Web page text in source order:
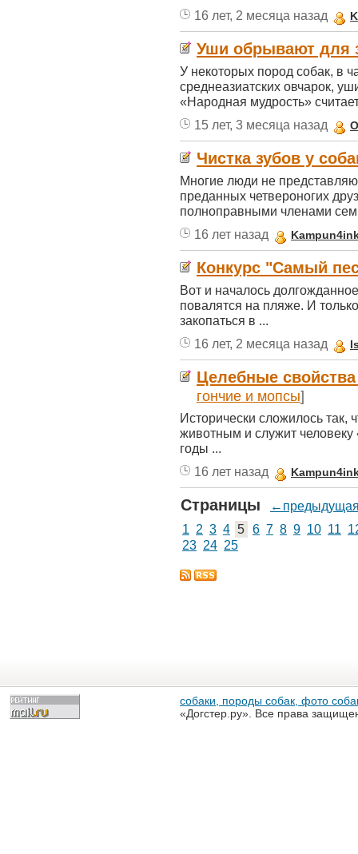
16 лет, 2 месяца назад
Уши обрывают для
У некоторых пород собак, в
среднеазиатских овчарок,
«Народная мудрость»
15 лет, 3 месяца назад
Чистка зубов у
Многие люди не
преданных четвероногих
полноправными членами
16 лет назад
Конкурс "Самый
Вот и началось
повалятся на пляже. И
закопаться в ...
16 лет, 2 месяца назад
Целебные
гончие и мопсы]
Исторически сложилось так,
животным и служит человеку
годы ...
16 лет назад
Страницы
1 2 3 4 5 6 7 8 9 10 11
23 24 25
собаки, породы собак, фото
«Догстер.ру». Все права